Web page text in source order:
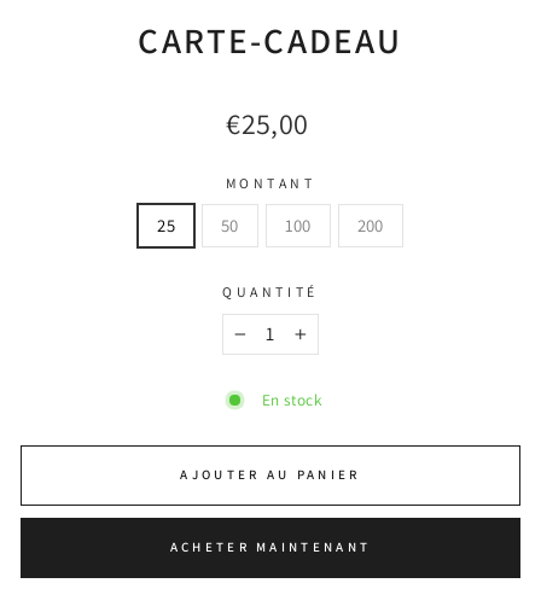
CARTE-CADEAU
Prix
€25,00
MONTANT
25 50 100 200
QUANTITÉ
+
En stock
AJOUTER AU PANIER
ACHETER MAINTENANT